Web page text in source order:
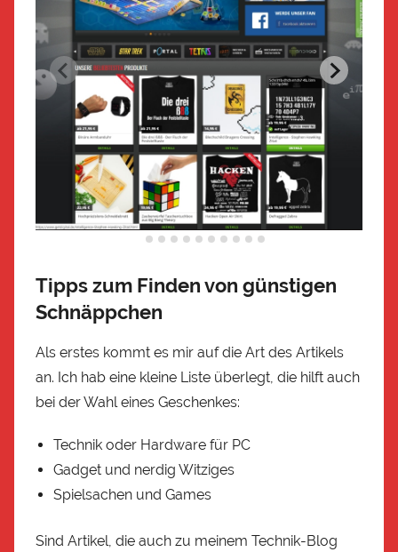
Tipps zum Finden von günstigen
Schnäppchen
Als erstes kommt es mir auf die Art des Artikels
an. Ich hab eine kleine Liste überlegt, die hilft auch
bei der Wahl eines Geschenkes:
Technik oder Hardware für PC
Gadget und nerdig Witziges
Spielsachen und Games
Sind Artikel, die auch zu meinem Technik-Blog